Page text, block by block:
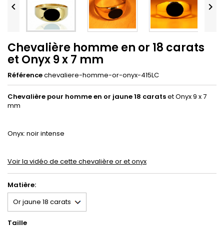
 
Chevalière homme en or 18 carats
et Onyx 9 x 7 mm
Référencechevaliere-homme-or-onyx-415LC
Chevalière pour homme en or jaune 18 caratset Onyx 9 x 7
mm
Onyx: noir intense
Voir la vidéo de cette chevalière or et onyx
Matière:
Taille